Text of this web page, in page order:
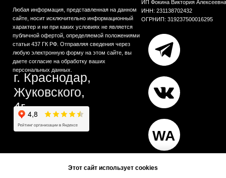
Этот сайт использует cookies